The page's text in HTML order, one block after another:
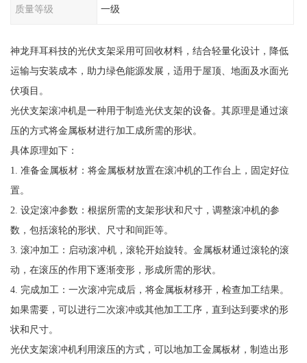
质量等级 一级
神龙拜耳科技的光伏支架采用可回收材料，结合轻量化设计，降低
运输与安装成本，助力绿色能源发展，适用于屋顶、地面及水面光
伏项目。
光伏支架滚冲机是一种用于制造光伏支架的设备。其原理是通过滚
压的方式将金属板材进行加工成所需的形状。
具体原理如下：
1. 准备金属板材：将金属板材放置在滚冲机的工作台上，固定好位
置。
2. 设定滚冲参数：根据所需的支架形状和尺寸，调整滚冲机的参
数，包括滚轮的形状、尺寸和间距等。
3. 滚冲加工：启动滚冲机，滚轮开始旋转。金属板材通过滚轮的滚
动，在滚压的作用下逐渐变形，形成所需的形状。
4. 完成加工：一次滚冲完成后，将金属板材移开，检查加工结果。
如果需要，可以进行二次滚冲或其他加工工序，直到达到要求的形
状和尺寸。
光伏支架滚冲机利用滚压的方式，可以地加工金属板材，制造出形